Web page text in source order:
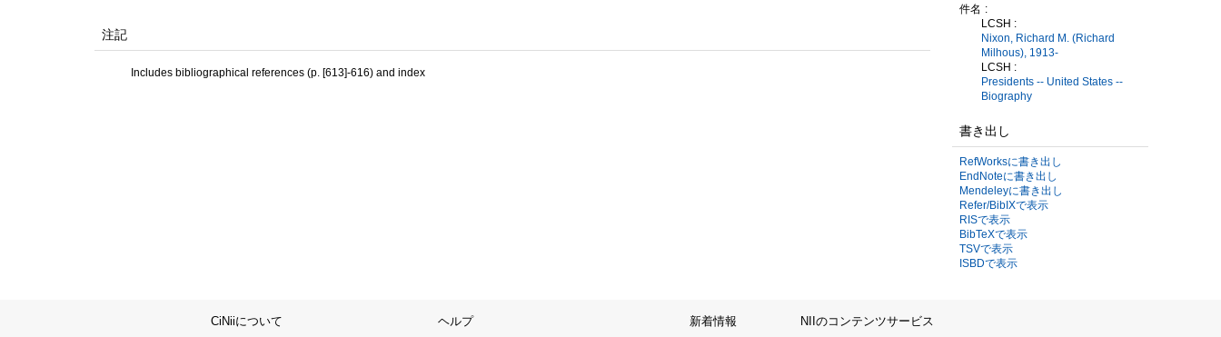
注記
Includes bibliographical references (p. [613]-616) and index
件名
LCSH :
Nixon, Richard M. (Richard
Milhous), 1913-
LCSH :
Presidents -- United States --
Biography
書き出し
RefWorksに書き出し
EndNoteに書き出し
Mendeleyに書き出し
Refer/BibIXで表示
RISで表示
BibTeXで表示
TSVで表示
ISBDで表示
CiNiiについて ヘルプ 新着情報 NIIのコンテンツサービス